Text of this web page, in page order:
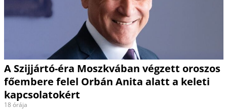
A Szijjártó-éra Moszkvában végzett oroszos
főembere felel Orbán Anita alatt a keleti
kapcsolatokért
18 órája